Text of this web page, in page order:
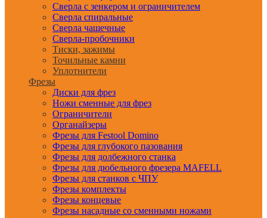
Сверла с зенкером и ограничителем
Сверла спиральные
Сверла чашечные
Сверла-пробочники
Тиски, зажимы
Точильные камни
Уплотнители
Фрезы
Диски для фрез
Ножи сменные для фрез
Ограничители
Органайзеры
Фрезы для Festool Domino
Фрезы для глубокого пазования
Фрезы для долбежного станка
Фрезы для дюбельного фрезера MAFELL
Фрезы для станков с ЧПУ
Фрезы комплекты
Фрезы концевые
Фрезы насадные со сменными ножами